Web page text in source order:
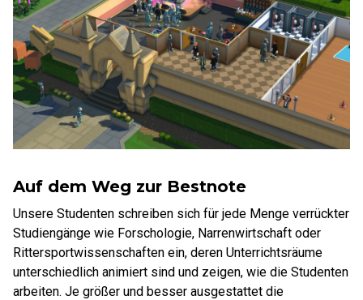
Auf dem Weg zur Bestnote
Unsere Studenten schreiben sich für jede Menge verrückter
Studiengänge wie Forschologie, Narrenwirtschaft oder
Rittersportwissenschaften ein, deren Unterrichtsräume
unterschiedlich animiert sind und zeigen, wie die Studenten
arbeiten. Je größer und besser ausgestattet die